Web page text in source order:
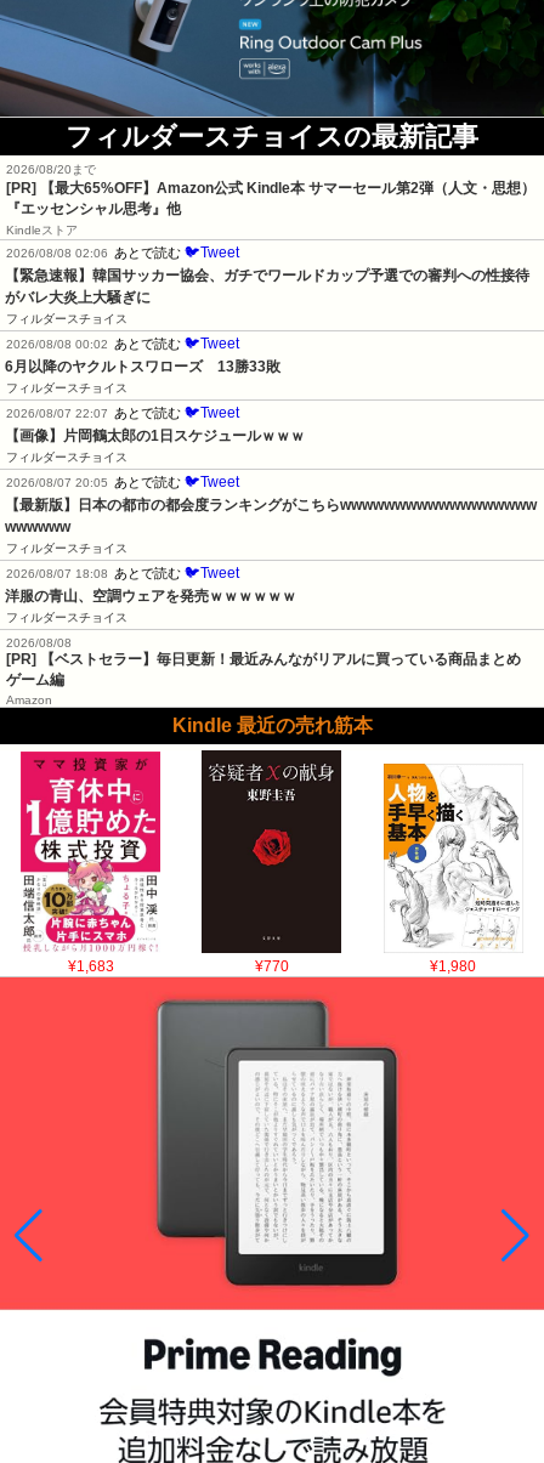
フィルダースチョイスの最新記事
2026/08/20まで
[PR]
【最大65%OFF】Amazon公式 Kindle本 サマーセール第2弾（人文・思想）
『エッセンシャル思考』他
Kindleストア
2026/08/08 02:06
あとで読む 🐦Tweet
【緊急速報】韓国サッカー協会、ガチでワールドカップ予選での審判への性接待
がバレ大炎上大騒ぎに
フィルダースチョイス
2026/08/08 00:02
あとで読む 🐦Tweet
6月以降のヤクルトスワローズ　13勝33敗
フィルダースチョイス
2026/08/07 22:07
あとで読む 🐦Tweet
【画像】片岡鶴太郎の1日スケジュールｗｗｗ
フィルダースチョイス
2026/08/07 20:05
あとで読む 🐦Tweet
【最新版】日本の都市の都会度ランキングがこちらwwwwwwwwwwwwwwwwww
wwwwww
フィルダースチョイス
2026/08/07 18:08
あとで読む 🐦Tweet
洋服の青山、空調ウェアを発売ｗｗｗｗｗｗ
フィルダースチョイス
2026/08/08
[PR] 【ベストセラー】毎日更新！最近みんながリアルに買っている商品まとめ
ゲーム編
Amazon
Kindle 最近の売れ筋本
¥1,683 ¥770 ¥1,980